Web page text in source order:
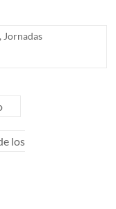
, Jornadas
los